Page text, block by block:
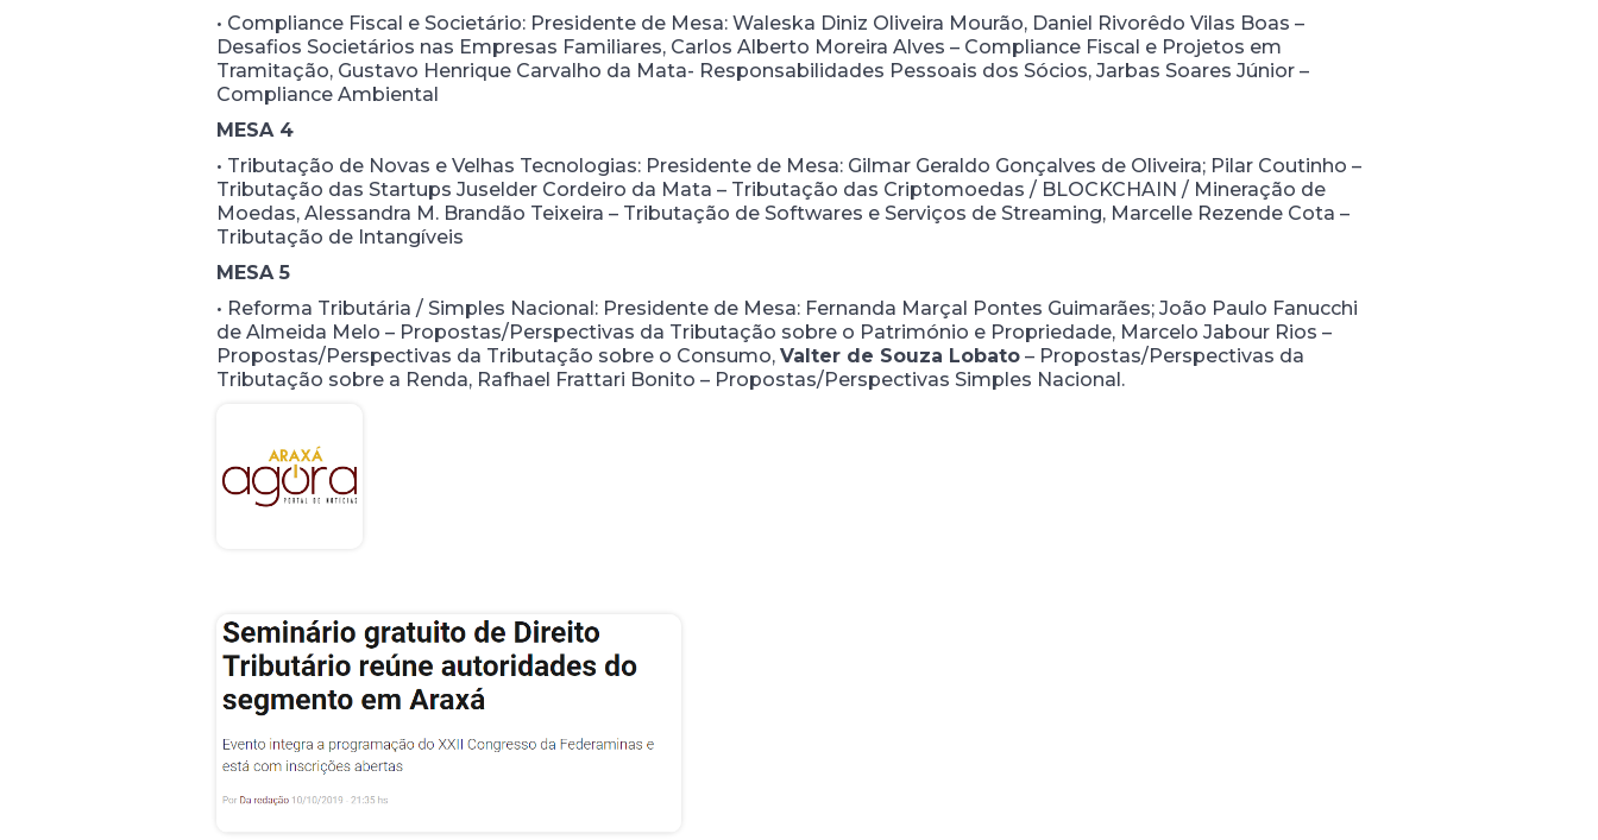
• Compliance Fiscal e Societário: Presidente de Mesa: Waleska Diniz Oliveira Mourão, Daniel Rivorêdo Vilas Boas –
Desafios Societários nas Empresas Familiares, Carlos Alberto Moreira Alves – Compliance Fiscal e Projetos em
Tramitação, Gustavo Henrique Carvalho da Mata- Responsabilidades Pessoais dos Sócios, Jarbas Soares Júnior –
Compliance Ambiental
MESA 4
• Tributação de Novas e Velhas Tecnologias: Presidente de Mesa: Gilmar Geraldo Gonçalves de Oliveira; Pilar Coutinho –
Tributação das Startups Juselder Cordeiro da Mata – Tributação das Criptomoedas / BLOCKCHAIN / Mineração de
Moedas, Alessandra M. Brandão Teixeira – Tributação de Softwares e Serviços de Streaming, Marcelle Rezende Cota –
Tributação de Intangíveis
MESA 5
• Reforma Tributária / Simples Nacional: Presidente de Mesa: Fernanda Marçal Pontes Guimarães; João Paulo Fanucchi
de Almeida Melo – Propostas/Perspectivas da Tributação sobre o Património e Propriedade, Marcelo Jabour Rios –
Propostas/Perspectivas da Tributação sobre o Consumo, Valter de Souza Lobato – Propostas/Perspectivas da
Tributação sobre a Renda, Rafhael Frattari Bonito – Propostas/Perspectivas Simples Nacional.